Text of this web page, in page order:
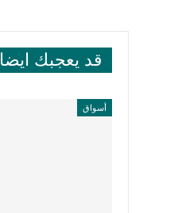
قد يعجبك ايضا
أسواق